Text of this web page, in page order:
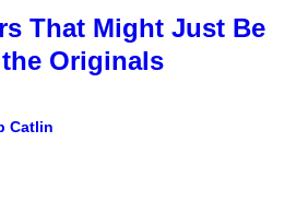
That Might Just Be
Originals
Catlin